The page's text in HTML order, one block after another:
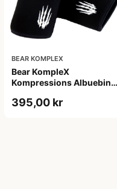
BEAR KOMPLEX
Bear KompleX
Kompressions Albuebind
395,00 kr